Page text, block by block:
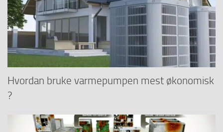
Hvordan bruke varmepumpen mest økonomisk
?